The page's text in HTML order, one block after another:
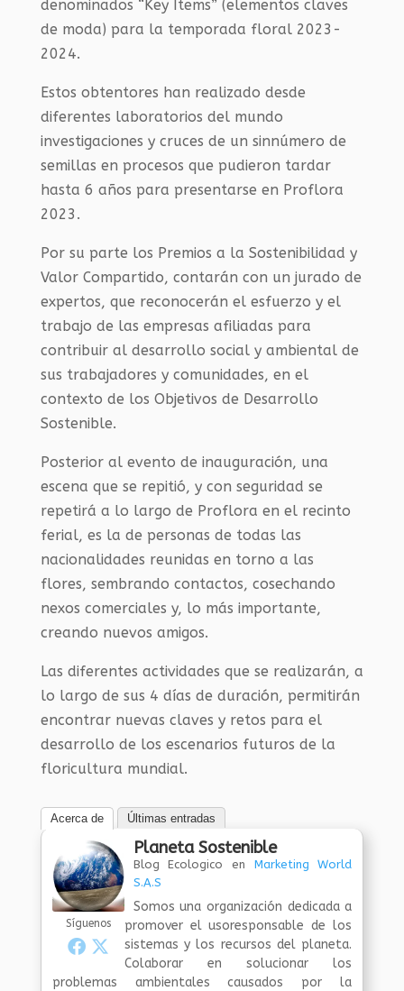
denominados “Key Items” (elementos claves
de moda) para la temporada floral 2023-
2024.
Estos obtentores han realizado desde
diferentes laboratorios del mundo
investigaciones y cruces de un sinnúmero de
semillas en procesos que pudieron tardar
hasta 6 años para presentarse en Proflora
2023.
Por su parte los Premios a la Sostenibilidad y
Valor Compartido, contarán con un jurado de
expertos, que reconocerán el esfuerzo y el
trabajo de las empresas afiliadas para
contribuir al desarrollo social y ambiental de
sus trabajadores y comunidades, en el
contexto de los Objetivos de Desarrollo
Sostenible.
Posterior al evento de inauguración, una
escena que se repitió, y con seguridad se
repetirá a lo largo de Proflora en el recinto
ferial, es la de personas de todas las
nacionalidades reunidas en torno a las
flores, sembrando contactos, cosechando
nexos comerciales y, lo más importante,
creando nuevos amigos.
Las diferentes actividades que se realizarán, a
lo largo de sus 4 días de duración, permitirán
encontrar nuevas claves y retos para el
desarrollo de los escenarios futuros de la
floricultura mundial.
Acerca de Últimas entradas
Síguenos
Planeta Sostenible
Blog Ecologico en Marketing World
S.A.S
Somos una organización dedicada a
promover el usoresponsable de los
sistemas y los recursos del planeta.
Colaborar en solucionar los
problemas ambientales causados por la